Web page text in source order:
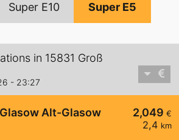
Super E10 Super E5
in 15831 Groß
- 23:27
2,049 €
2,4 km
Alt-Glasow